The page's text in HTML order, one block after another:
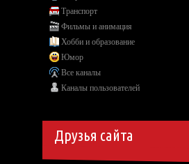
Транспорт
Фильмы и анимация
Хобби и образование
Юмор
Все каналы
Каналы пользователей
Друзья сайта